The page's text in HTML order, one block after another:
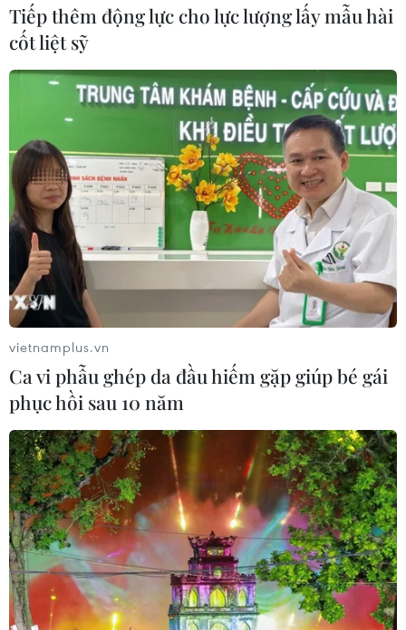
TIN CÙNG CHUYÊN MỤC
Lâm Đồng vào cao điểm vụ cá Nam,
ngư dân phấn khởi vươn khơi
06/08/2026 09:06
Giá dầu tăng khi nhà đầu tư thận
trọng trước tình hình Trung Đông
06/08/2026 09:03
Tiếp thêm động lực cho lực lượng lấy mẫu hài
cốt liệt sỹ
vietnamplus.vn
Ca vi phẫu ghép da đầu hiếm gặp giúp bé gái
phục hồi sau 10 năm